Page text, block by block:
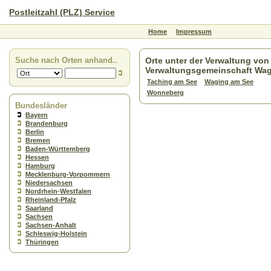
Postleitzahl (PLZ) Service
Home Impressum
Suche nach Orten anhand..
Bundesländer
Bayern
Brandenburg
Berlin
Bremen
Baden-Württemberg
Hessen
Hamburg
Mecklenburg-Vorpommern
Niedersachsen
Nordrhein-Westfalen
Rheinland-Pfalz
Saarland
Sachsen
Sachsen-Anhalt
Schleswig-Holstein
Thüringen
Orte unter der Verwaltung von
Verwaltungsgemeinschaft
Taching am See
Waging am See
Wonneberg